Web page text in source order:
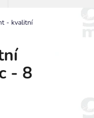
- kvalitní
- 8